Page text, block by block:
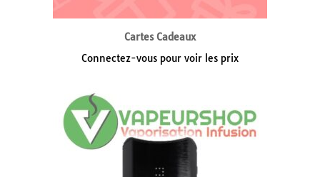
Cartes Cadeaux
Connectez-vous pour voir les prix